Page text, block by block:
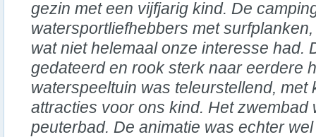
gezin met een vijfjarig kind. De
watersportliefhebbers met
wat niet helemaal onze interesse had.
gedateerd en rook sterk naar eerdere
waterspeeltuin was teleurstellend, met
attracties voor ons kind. Het zwembad
peuterbad. De animatie was echter